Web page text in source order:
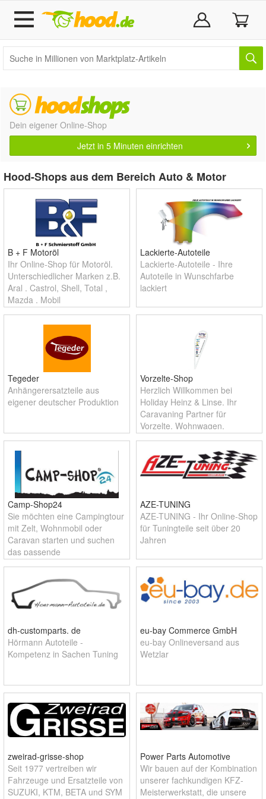
Dein eigener Online-Shop
Jetzt in 5 Minuten einrichten
Hood-Shops aus dem Bereich Auto & Motor
B + F Motoröl
Ihr Online-Shop für Motoröl.
Unterschiedlicher Marken z.B.
Aral . Castrol, Shell, Total ,
Mazda , Mobil
Lackierte-Autoteile
Lackierte-Autoteile - Ihre
Autoteile in Wunschfarbe
lackiert
Tegeder
Anhängerersatzteile aus
eigener deutscher Produktion
Vorzelte-Shop
Herzlich Willkommen bei
Holiday Heinz & Linse. Ihr
Caravaning Partner für
Vorzelte, Wohnwagen,
Reisemobile und
Campingzubehör seit gut 30
Jahren.
Camp-Shop24
Sie möchten eine Campingtour
mit Zelt, Wohnmobil oder
Caravan starten und suchen
das passende
Campingzubehör oder die
Wohnmobilausstattung? Auch
für den DIY Freund haben wir
viele Artikel im
AZE-TUNING
AZE-TUNING - Ihr Online-Shop
für Tuningteile seit über 20
Jahren
dh-customparts. de
Hörmann Autoteile -
Kompetenz in Sachen Tuning
eu-bay Commerce GmbH
eu-bay Onlineversand aus
Wetzlar
zweirad-grisse-shop
Seit 1977 vertreiben wir
Fahrzeuge und Ersatzteile von
SUZUKI, KTM, BETA und SYM
Power Parts Automotive
Wir bauen auf der Kombination
unserer fachkundigen KFZ-
Meisterwerkstatt, die unsere